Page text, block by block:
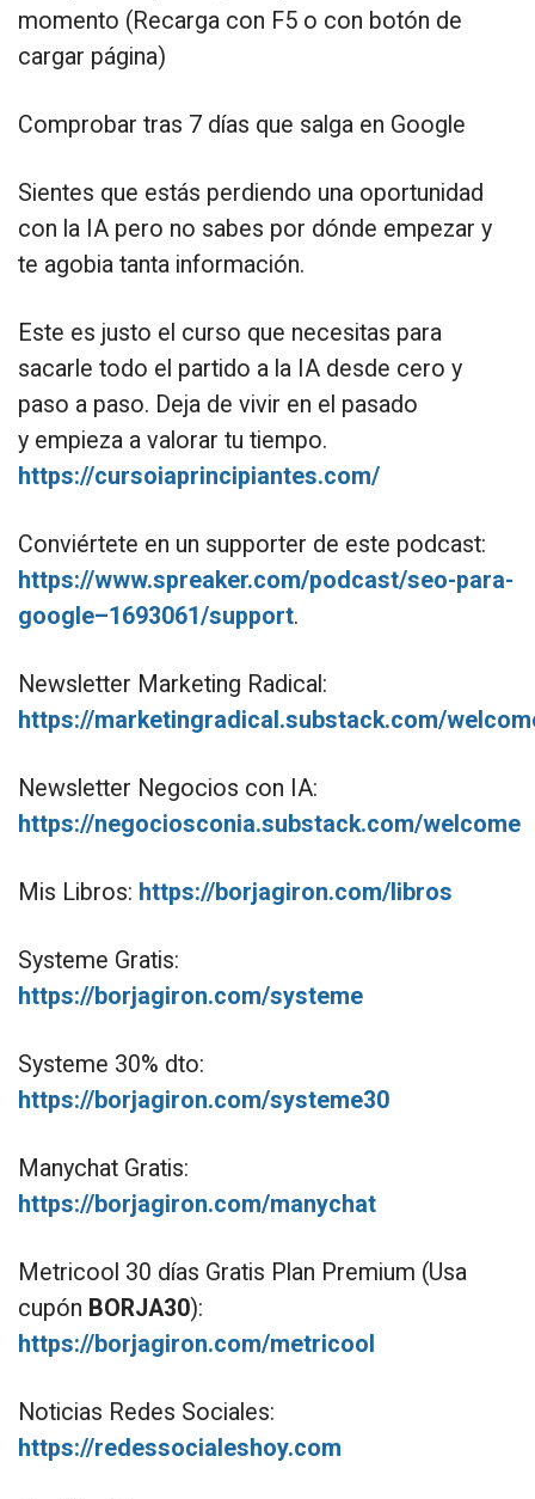
momento (Recarga con F5 o con botón de
cargar página)
Comprobar tras 7 días que salga en Google
Sientes que estás perdiendo una oportunidad
con la IA pero no sabes por dónde empezar y
te agobia tanta información.
Este es justo el curso que necesitas para
sacarle todo el partido a la IA desde cero y
paso a paso. Deja de vivir en el pasado
y empieza a valorar tu tiempo.
https://cursoiaprincipiantes.com/
Conviértete en un supporter de este podcast:
https://www.spreaker.com/podcast/seo-para-
google–1693061/support.
Newsletter Marketing Radical:
https://marketingradical.substack.com/
Newsletter Negocios con IA:
https://negociosconia.substack.com/welcome
Mis Libros: https://borjagiron.com/libros
Systeme Gratis:
https://borjagiron.com/systeme
Systeme 30% dto:
https://borjagiron.com/systeme30
Manychat Gratis:
https://borjagiron.com/manychat
Metricool 30 días Gratis Plan Premium (Usa
cupón BORJA30):
https://borjagiron.com/metricool
Noticias Redes Sociales:
https://redessocialeshoy.com